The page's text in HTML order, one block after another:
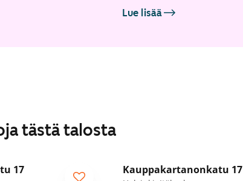
Lue lisää
tästä talosta
17 Kauppakartanonkatu 17